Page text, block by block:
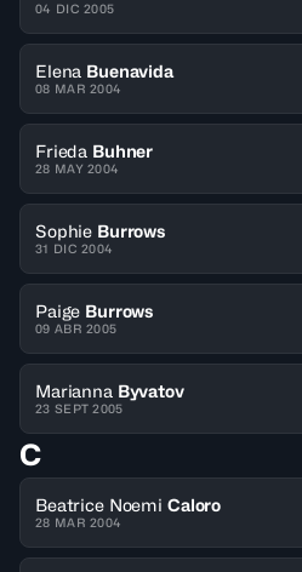
04 DIC 2005
Elena Buenavida
08 MAR 2004
Frieda Buhner
28 MAY 2004
Sophie Burrows
31 DIC 2004
Paige Burrows
09 ABR 2005
Marianna Byvatov
23 SEPT 2005
C
Beatrice Noemi Caloro
28 MAR 2004